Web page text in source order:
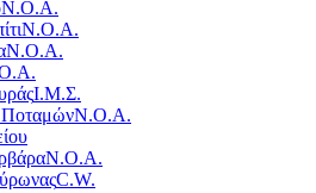
Ν.Ο.Α.
Ν.Ο.Α.
Ν.Ο.Α.
Ι.Μ.Σ.
Ν.Ο.Α.
Ν.Ο.Α.
C.W.